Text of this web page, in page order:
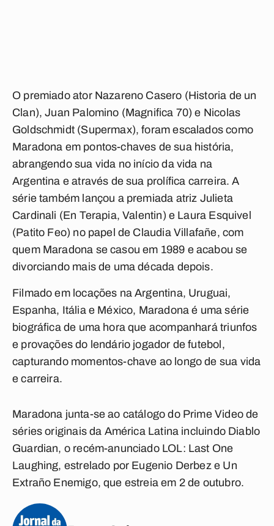
O premiado ator Nazareno Casero (Historia de un
Clan), Juan Palomino (Magnifica 70) e Nicolas
Goldschmidt (Supermax), foram escalados como
Maradona em pontos-chaves de sua história,
abrangendo sua vida no início da vida na
Argentina e através de sua prolífica carreira. A
série também lançou a premiada atriz Julieta
Cardinali (En Terapia, Valentin) e Laura Esquivel
(Patito Feo) no papel de Claudia Villafañe, com
quem Maradona se casou em 1989 e acabou se
divorciando mais de uma década depois.
Filmado em locações na Argentina, Uruguai,
Espanha, Itália e México, Maradona é uma série
biográfica de uma hora que acompanhará triunfos
e provações do lendário jogador de futebol,
capturando momentos-chave ao longo de sua vida
e carreira.
Maradona junta-se ao catálogo do Prime Video de
séries originais da América Latina incluindo Diablo
Guardian, o recém-anunciado LOL: Last One
Laughing, estrelado por Eugenio Derbez e Un
Extraño Enemigo, que estreia em 2 de outubro.